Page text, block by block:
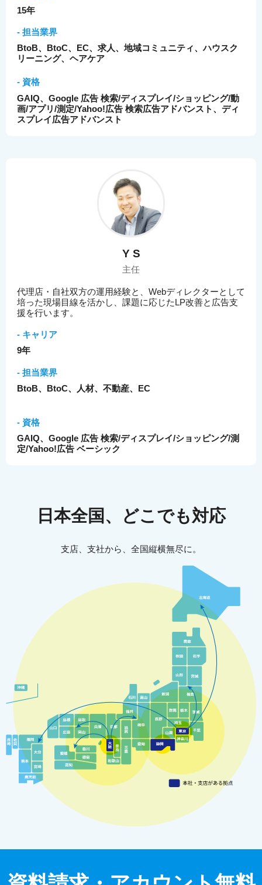
15年
- 担当業界
BtoB、BtoC、EC、求人、地域コミュニティ、ハウスク
リーニング、ヘアケア
- 資格
GAIQ、Google 広告 検索/ディスプレイ/ショッピング/動
画/アプリ/測定/Yahoo!広告 検索広告アドバンスト、ディ
スプレイ広告アドバンスト
Y S
主任
代理店・自社双方の運用経験と、Webディレクターとして
培った現場目線を活かし、課題に応じたLP改善と広告支
援を行います。
- キャリア
9年
- 担当業界
BtoB、BtoC、人材、不動産、EC
- 資格
GAIQ、Google 広告 検索/ディスプレイ/ショッピング/測
定/Yahoo!広告 ベーシック
日本全国、どこでも対応
支店、支社から、全国縦横無尽に。